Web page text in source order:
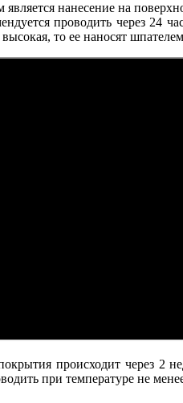
нанесение на
проводить через 24
то ее наносят
происходит через 2
при температуре не